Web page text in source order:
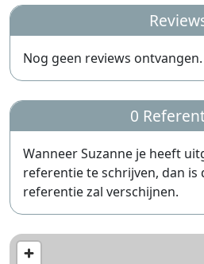
Nog geen reviews ontvangen.
0
Wanneer Suzanne je heeft
referentie te schrijven, dan is
referentie zal verschijnen.